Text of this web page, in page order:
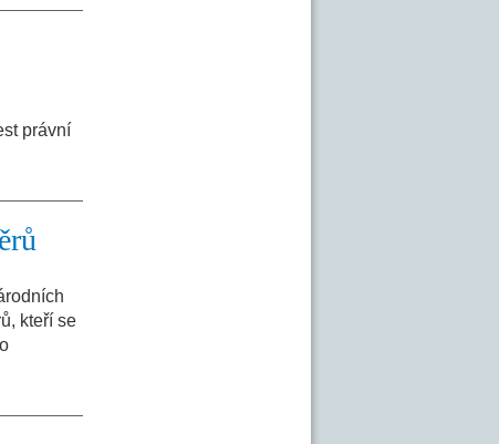
právní
kteří se